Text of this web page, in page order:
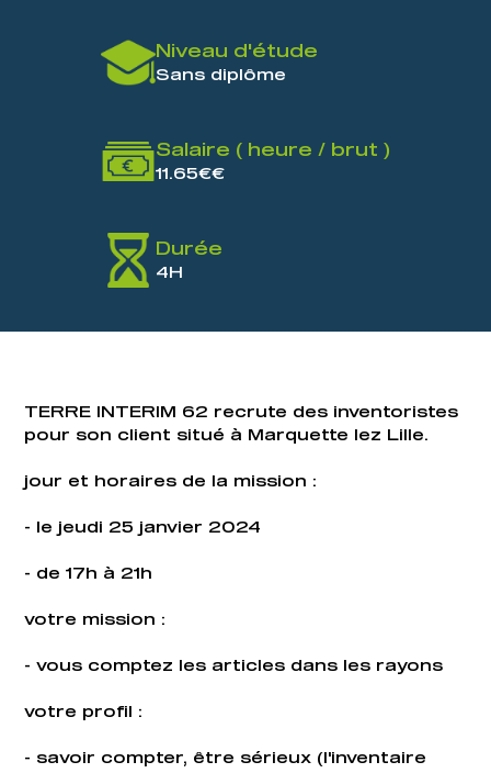
Niveau d'étude
Sans diplôme
Salaire ( heure / brut )
11.65€€
Durée
4H
TERRE INTERIM 62 recrute des inventoristes
pour son client situé à Marquette lez Lille.
jour et horaires de la mission :
- le jeudi 25 janvier 2024
- de 17h à 21h
votre mission :
- vous comptez les articles dans les rayons
votre profil :
- savoir compter, être sérieux (l'inventaire